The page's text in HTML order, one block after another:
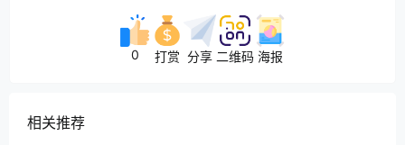
0 打赏 分享 二维码 海报
相关推荐